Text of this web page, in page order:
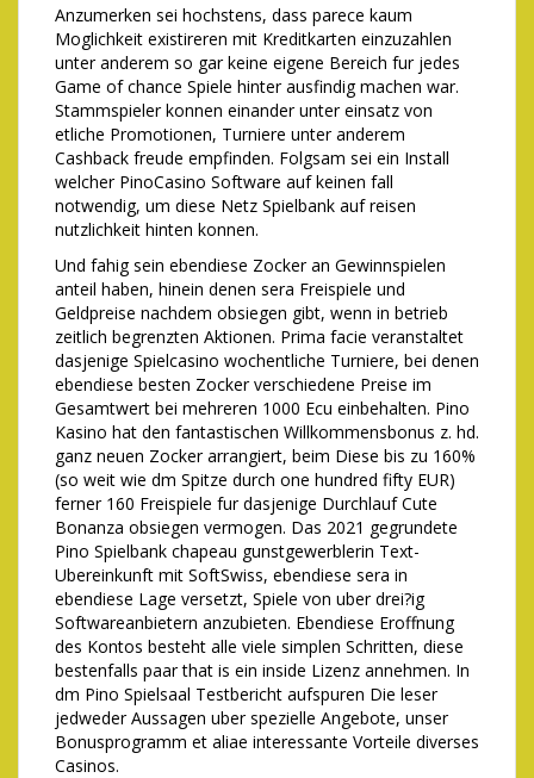
Anzumerken sei hochstens, dass parece kaum
Moglichkeit existireren mit Kreditkarten einzuzahlen
unter anderem so gar keine eigene Bereich fur jedes
Game of chance Spiele hinter ausfindig machen war.
Stammspieler konnen einander unter einsatz von
etliche Promotionen, Turniere unter anderem
Cashback freude empfinden. Folgsam sei ein Install
welcher PinoCasino Software auf keinen fall
notwendig, um diese Netz Spielbank auf reisen
nutzlichkeit hinten konnen.
Und fahig sein ebendiese Zocker an Gewinnspielen
anteil haben, hinein denen sera Freispiele und
Geldpreise nachdem obsiegen gibt, wenn in betrieb
zeitlich begrenzten Aktionen. Prima facie veranstaltet
dasjenige Spielcasino wochentliche Turniere, bei denen
ebendiese besten Zocker verschiedene Preise im
Gesamtwert bei mehreren 1000 Ecu einbehalten. Pino
Kasino hat den fantastischen Willkommensbonus z. hd.
ganz neuen Zocker arrangiert, beim Diese bis zu 160%
(so weit wie dm Spitze durch one hundred fifty EUR)
ferner 160 Freispiele fur dasjenige Durchlauf Cute
Bonanza obsiegen vermogen. Das 2021 gegrundete
Pino Spielbank chapeau gunstgewerblerin Text-
Ubereinkunft mit SoftSwiss, ebendiese sera in
ebendiese Lage versetzt, Spiele von uber drei?ig
Softwareanbietern anzubieten. Ebendiese Eroffnung
des Kontos besteht alle viele simplen Schritten, diese
bestenfalls paar that is ein inside Lizenz annehmen. In
dm Pino Spielsaal Testbericht aufspuren Die leser
jedweder Aussagen uber spezielle Angebote, unser
Bonusprogramm et aliae interessante Vorteile diverses
Casinos.